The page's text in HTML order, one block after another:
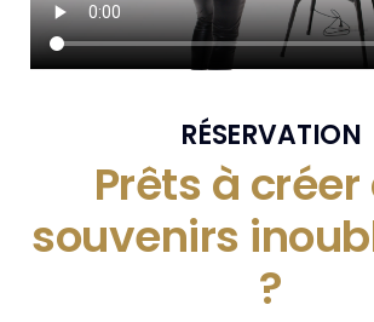
RÉSERVATION
Prêts à créer
souvenirs
?